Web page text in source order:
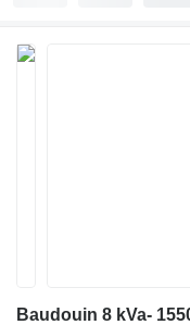
Baudouin 8 kVa-